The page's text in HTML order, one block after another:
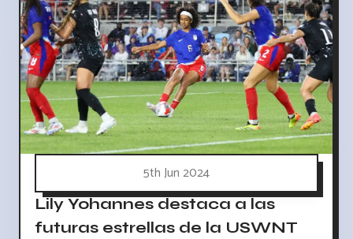
5th Jun 2024
Lily Yohannes destaca a las
futuras estrellas de la USWNT